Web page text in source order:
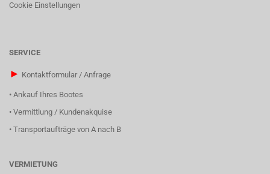
Cookie Einstellungen
SERVICE
► Kontaktformular / Anfrage
• Ankauf Ihres Bootes
• Vermittlung / Kundenakquise
• Transportaufträge von A nach B
VERMIETUNG